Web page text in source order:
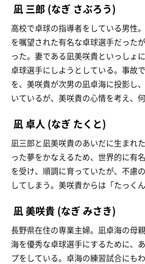
凪 三郎 (なぎ さぶろう)
高校で卓球の指導者をしている男性
を嘱望された有名な卓球選手だった
った。妻である凪美咲貴といっしょ
卓球選手にしようとしている。事故
を、美咲貴が次男の凪卓海に投影し
いているが、美咲貴の心情を考え、
凪 卓人 (なぎ たくと)
凪三郎と凪美咲貴のあいだに生まれ
った夢をかなえるため、世界的に有
を受け、順調に育っていたが、不慮
してしまう。美咲貴からは「たっく
凪 美咲貴 (なぎ みさき)
長野県在住の専業主婦。凪卓海の母
海を優秀な卓球選手にするために、
プをしている。卓海の練習試合にも